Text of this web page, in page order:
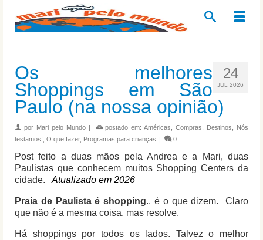
24
JUL 2026
Os melhores
Shoppings em São
Paulo (na nossa opinião)
por Mari pelo Mundo | postado em:Américas ,Compras Destinos
Nós
testamos! O que fazer, Programas para crianças | 0
Post feito a duas mãos pela Andrea e a Mari, duas
Paulistas que conhecem muitos Shopping Centers da
cidade.
Atualizado em 2026
Praia de Paulista é shopping.. é o que dizem. Claro
que não é a mesma coisa, mas resolve.
Há shoppings por todos os lados. Talvez o melhor